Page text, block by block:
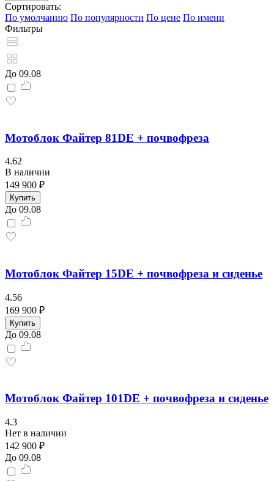
Сортировать:
По умолчанию По популярности По цене По имени
Фильтры
До 09.08
Мотоблок Файтер 81DE + почвофреза
4.62
В наличии
149 900 ₽
Купить
До 09.08
Мотоблок Файтер 15DE + почвофреза и сиденье
4.56
169 900 ₽
Купить
До 09.08
Мотоблок Файтер 101DE + почвофреза и сиденье
4.3
Нет в наличии
142 900 ₽
До 09.08